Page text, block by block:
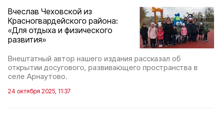
Вчеслав Чеховской из
Красногвардейского района:
«Для отдыха и физического
развития»
Внештатный автор нашего издания рассказал об
открытии досугового, развивающего пространства в
селе Арнаутово.
24 октября 2025, 11:37